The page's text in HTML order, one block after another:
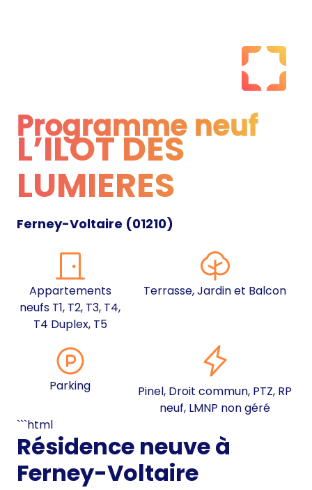
Programme neuf
Programme neuf
L’ILOT DES
LUMIERES
Ferney-Voltaire (01210)
Appartements
neufs T1, T2, T3, T4,
T4 Duplex, T5
Terrasse, Jardin et Balcon
Parking
Pinel, Droit commun, PTZ, RP
neuf, LMNP non géré
```html
Résidence neuve à
Ferney-Voltaire